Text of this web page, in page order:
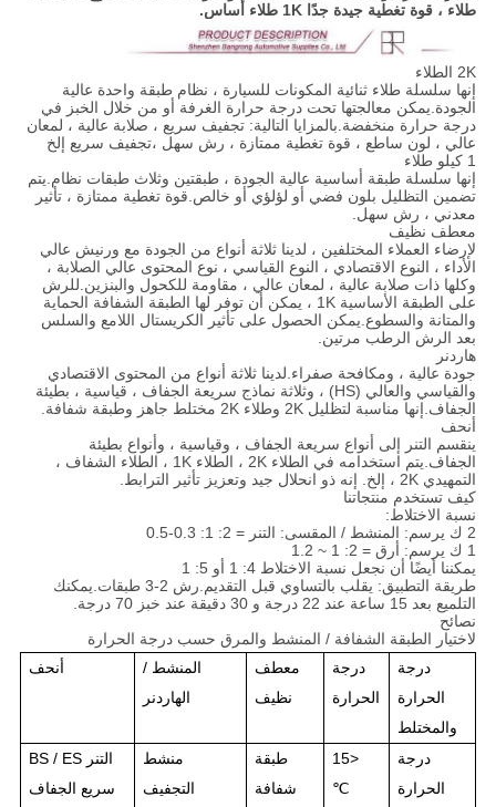
طلاء ، قوة تغطية جيدة جدًا 1K طلاء أساس.
2K الطلاء
إنها سلسلة طلاء ثنائية المكونات للسيارة ، نظام طبقة واحدة عالية
الجودة.يمكن معالجتها تحت درجة حرارة الغرفة أو من خلال الخبز في
درجة حرارة منخفضة.بالمزايا التالية: تجفيف سريع ، صلابة عالية ، لمعان
عالي ، لون ساطع ، قوة تغطية ممتازة ، رش سهل ،تجفيف سريع إلخ
1 كيلو طلاء
إنها سلسلة طبقة أساسية عالية الجودة ، طبقتين وثلاث طبقات نظام.يتم
تضمين التظليل بلون فضي أو لؤلؤي أو خالص.قوة تغطية ممتازة ، تأثير
معدني ، رش سهل.
معطف نظيف
لإرضاء العملاء المختلفين ، لدينا ثلاثة أنواع من الجودة مع ورنيش عالي
الأداء ، النوع الاقتصادي ، النوع القياسي ، نوع المحتوى عالي الصلابة ،
وكلها ذات صلابة عالية ، لمعان عالي ، مقاومة للكحول والبنزين.للرش
على الطبقة الأساسية 1K ، يمكن أن توفر لها الطبقة الشفافة الحماية
والمتانة والسطوع.يمكن الحصول على تأثير الكريستال اللامع والسلس
بعد الرش الرطب مرتين.
هاردنر
جودة عالية ، ومكافحة صفراء.لدينا ثلاثة أنواع من المحتوى الاقتصادي
والقياسي والعالي (HS) ، وثلاثة نماذج سريعة الجفاف ، قياسية ، بطيئة
الجفاف.إنها مناسبة لتظليل 2K وطلاء 2K مختلط جاهز وطبقة شفافة.
أنحف
ينقسم التنر إلى أنواع سريعة الجفاف ، وقياسية ، وأنواع بطيئة
الجفاف.يتم استخدامه في الطلاء 2K ، الطلاء 1K ، الطلاء الشفاف ،
التمهيدي 2K ، إلخ. إنه ذو انحلال جيد وتعزيز تأثير الترابط.
كيف تستخدم منتجاتنا
نسبة الاختلاط:
2 ك يرسم: المنشط / المقسى: التنر = 2: 1: 0.3-0.5
1 ك يرسم: أرق = 2: 1 ~ 1.2
يمكننا أيضًا أن نجعل نسبة الاختلاط 4: 1 أو 5: 1
طريقة التطبيق: يقلب بالتساوي قبل التقديم.رش 2-3 طبقات.يمكنك
التلميع بعد 15 ساعة عند 22 درجة و 30 دقيقة عند خبز 70 درجة.
نصائح
لاختيار الطبقة الشفافة / المنشط والمرق حسب درجة الحرارة
درجة
الحرارة
والمختلط
درجة
الحرارة
معطف
نظيف
المنشط /
الهاردنر
أنحف
درجة
الحرارة
<15
℃
طبقة
شفافة
منشط
التجفيف
التنر BS / ES
سريع الجفاف